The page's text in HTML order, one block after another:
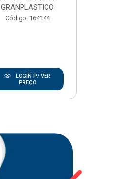
GRANPLASTICO
Código: 164144
LOGIN P/ VER
PREÇO